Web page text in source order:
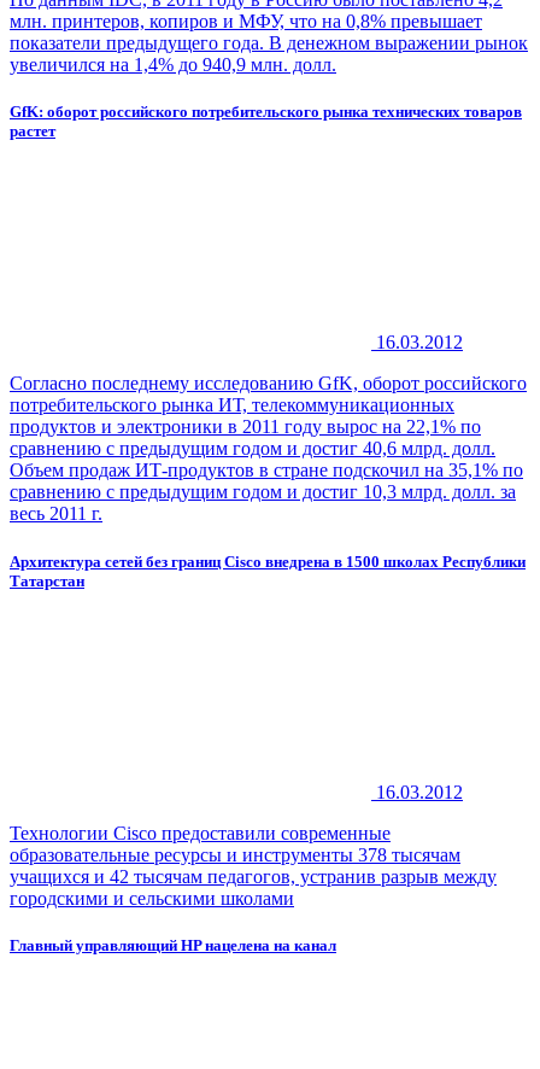
млн. принтеров, копиров и МФУ, что на 0,8% превышает
показатели предыдущего года. В денежном выражении рынок
увеличился на 1,4% до 940,9 млн. долл.
GfK: оборот российского потребительского рынка технических товаров
растет
16.03.2012
Согласно последнему исследованию GfK, оборот российского
потребительского рынка ИТ, телекоммуникационных
продуктов и электроники в 2011 году вырос на 22,1% по
сравнению с предыдущим годом и достиг 40,6 млрд. долл.
Объем продаж ИТ-продуктов в стране подскочил на 35,1% по
сравнению с предыдущим годом и достиг 10,3 млрд. долл. за
весь 2011 г.
Архитектура сетей без границ Cisco внедрена в 1500 школах Республики
Татарстан
16.03.2012
Технологии Cisco предоставили современные
образовательные ресурсы и инструменты 378 тысячам
учащихся и 42 тысячам педагогов, устранив разрыв между
городскими и сельскими школами
Главный управляющий HP нацелена на канал